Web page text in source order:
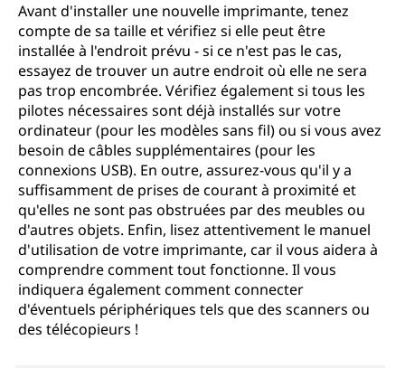
Avant d'installer une nouvelle imprimante, tenez
compte de sa taille et vérifiez si elle peut être
installée à l'endroit prévu - si ce n'est pas le cas,
essayez de trouver un autre endroit où elle ne sera
pas trop encombrée. Vérifiez également si tous les
pilotes nécessaires sont déjà installés sur votre
ordinateur (pour les modèles sans fil) ou si vous avez
besoin de câbles supplémentaires (pour les
connexions USB). En outre, assurez-vous qu'il y a
suffisamment de prises de courant à proximité et
qu'elles ne sont pas obstruées par des meubles ou
d'autres objets. Enfin, lisez attentivement le manuel
d'utilisation de votre imprimante, car il vous aidera à
comprendre comment tout fonctionne. Il vous
indiquera également comment connecter
d'éventuels périphériques tels que des scanners ou
des télécopieurs !